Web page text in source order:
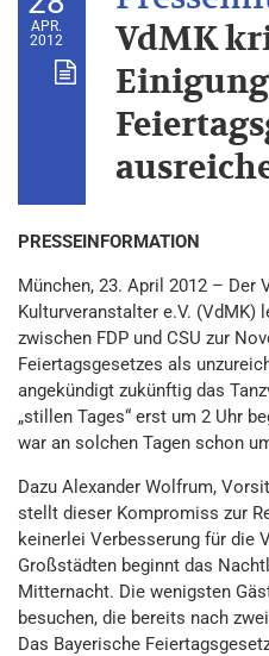
APR.
2012
VdMK
PRESSEINFORMATION
München, 23. April 2012 – Der
Kulturveranstalter e.V. (VdMK)
zwischen FDP und CSU zur
Feiertagsgesetzes als
angekündigt zukünftig das
„stillen Tages“ erst um 2 Uhr
war an solchen Tagen schon
Dazu Alexander Wolfrum,
stellt dieser Kompromiss zur
keinerlei Verbesserung für die
Großstädten beginnt das
Mitternacht. Die wenigsten
besuchen, die bereits nach
Das Bayerische